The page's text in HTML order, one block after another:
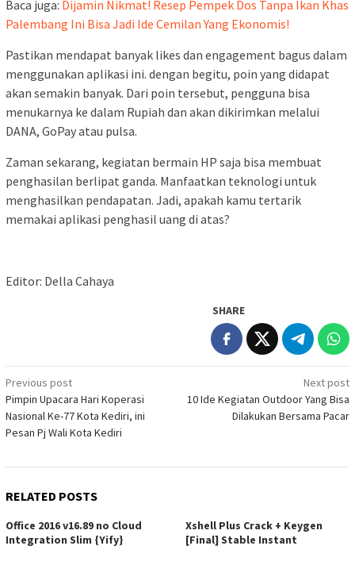
Baca juga: Dijamin Nikmat! Resep Pempek Dos Tanpa Ikan Khas
Palembang Ini Bisa Jadi Ide Cemilan Yang Ekonomis!
Pastikan mendapat banyak likes dan engagement bagus dalam
menggunakan aplikasi ini. dengan begitu, poin yang didapat
akan semakin banyak. Dari poin tersebut, pengguna bisa
menukarnya ke dalam Rupiah dan akan dikirimkan melalui
DANA, GoPay atau pulsa.
Zaman sekarang, kegiatan bermain HP saja bisa membuat
penghasilan berlipat ganda. Manfaatkan teknologi untuk
menghasilkan pendapatan. Jadi, apakah kamu tertarik
memakai aplikasi penghasil uang di atas?
Editor: Della Cahaya
SHARE
Post
navigation
Previous post
Pimpin Upacara Hari Koperasi
Nasional Ke-77 Kota Kediri, ini
Pesan Pj Wali Kota Kediri
Next post
10 Ide Kegiatan Outdoor Yang Bisa
Dilakukan Bersama Pacar
RELATED POSTS
Office 2016 v16.89 no Cloud
Integration Slim {Yify}
Xshell Plus Crack + Keygen
[Final] Stable Instant